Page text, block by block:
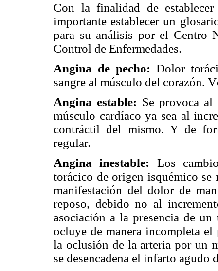
Con la finalidad de
importante establecer un
para su análisis por el Centro
Control de Enfermedades.
Angina de pecho: Dolor
sangre al músculo del corazón.
Angina estable: Se provoca al
músculo cardíaco ya sea al
contráctil del mismo. Y de
regular.
Angina inestable: Los
torácico de origen isquémico se
manifestación del dolor de
reposo, debido no al
asociación a la presencia de
ocluye de manera incompleta
la oclusión de la arteria por un
se desencadena el infarto agudo